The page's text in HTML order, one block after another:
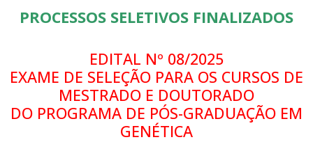
PROCESSOS SELETIVOS FINALIZADOS
EDITAL Nº 08/2025
EXAME DE SELEÇÃO PARA OS CURSOS DE
MESTRADO E DOUTORADO
DO PROGRAMA DE PÓS-GRADUAÇÃO EM
GENÉTICA